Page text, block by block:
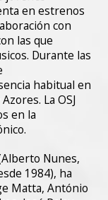
en estrenos
con
las que
Durante las
habitual en
La OSJ
en la
Nunes,
1984), ha
Matta, António